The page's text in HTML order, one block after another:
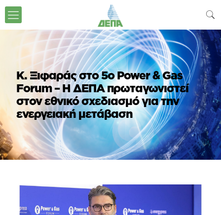
Κ. Ξιφαράς στο 5ο Power & Gas
Forum – Η ΔΕΠΑ πρωταγωνιστεί
στον εθνικό σχεδιασμό για την
ενεργειακή μετάβαση